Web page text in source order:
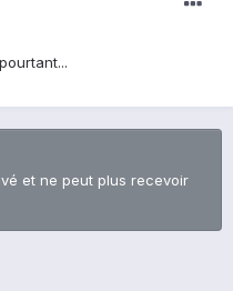
et ne peut plus recevoir